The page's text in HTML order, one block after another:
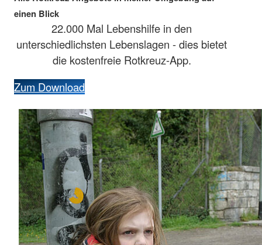
einen Blick
22.000 Mal Lebenshilfe in den
unterschiedlichsten Lebenslagen - dies bietet
die kostenfreie Rotkreuz-App.
Zum Download